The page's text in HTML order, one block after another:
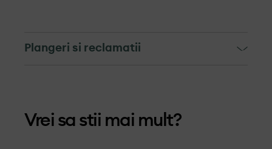
Plangeri si reclamatii
plângerilor
Vrei sa stii mai mult?